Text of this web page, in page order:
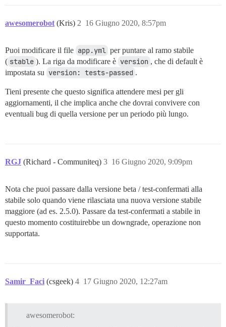
awesomerobot (Kris) 16 Giugno 2020, 8:57pm
2
Puoi modificare il file app.yml per puntare al ramo stabile
( stable ). La riga da modificare è version , che di default è
impostata su version: tests-passed .
Tieni presente che questo significa attendere mesi per gli
aggiornamenti, il che implica anche che dovrai convivere con
eventuali bug di quella versione per un periodo più lungo.
RGJ (Richard - Communiteq) 16 Giugno 2020, 9:09pm
3
Nota che puoi passare dalla versione beta / test-confermati alla
stabile solo quando viene rilasciata una nuova versione stabile
maggiore (ad es. 2.5.0). Passare da test-confermati a stabile in
questo momento costituirebbe un downgrade, operazione non
supportata.
Samir_Faci (csgeek) 17 Giugno 2020, 12:27am
4
awesomerobot: